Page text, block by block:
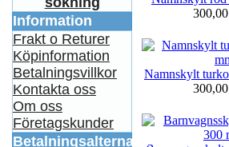
Namnskylt
Information
Frakt o Returer
Köpinformation
Betalningsvillkor
Kontakta oss
Om oss
Företagskunder
Betalningsalternativ